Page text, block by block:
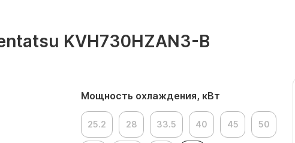
KVH730HZAN3-B
Мощность охлаждения, кВт
25.2 28 33.5 40 45 50